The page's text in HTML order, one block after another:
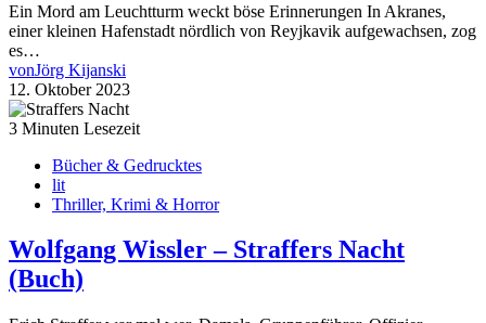
Ein Mord am Leuchtturm weckt böse Erinnerungen In Akranes,
einer kleinen Hafenstadt nördlich von Reyjkavik aufgewachsen, zog
es…
vonJörg Kijanski
12. Oktober 2023
3 Minuten Lesezeit
Bücher & Gedrucktes
lit
Thriller, Krimi & Horror
Wolfgang Wissler – Straffers Nacht
(Buch)